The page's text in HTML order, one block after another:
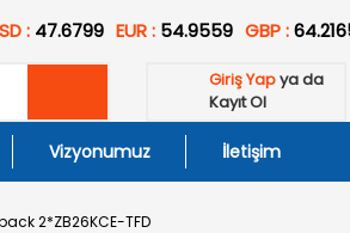
: 47.6799 EUR : 54.9559 GBP :
Giriş Yapya da
Kayıt Ol
Vizyonumuz İletişim
2*ZB26KCE-TFD